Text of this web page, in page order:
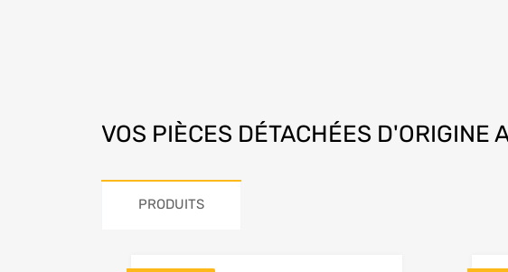
VOS PIÈCES DÉTACHÉES D'ORIGINE
PRODUITS